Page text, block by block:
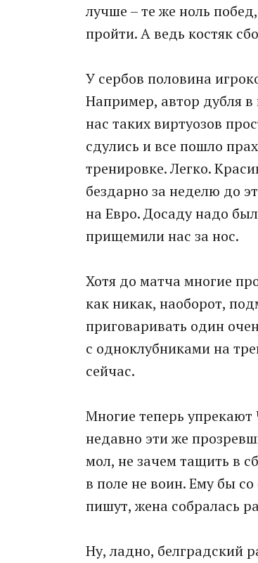
лучше – те же ноль
пройти. А ведь костяк
У сербов половина
Например, автор дубля в
нас таких виртуозов
сдулись и все пошло
тренировке. Легко.
бездарно за неделю до
на Евро. Досаду надо
прищемили нас за нос.
Хотя до матча многие
как никак, наоборот,
приговаривать один
с одноклубниками на
сейчас.
Многие теперь упрекают
недавно эти же
мол, не зачем тащить в
в поле не воин. Ему бы
пишут, жена собралась
Ну, ладно, белградский